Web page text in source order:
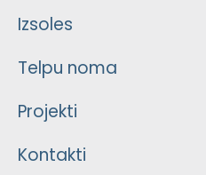
Izsoles
Telpu noma
Projekti
Kontakti